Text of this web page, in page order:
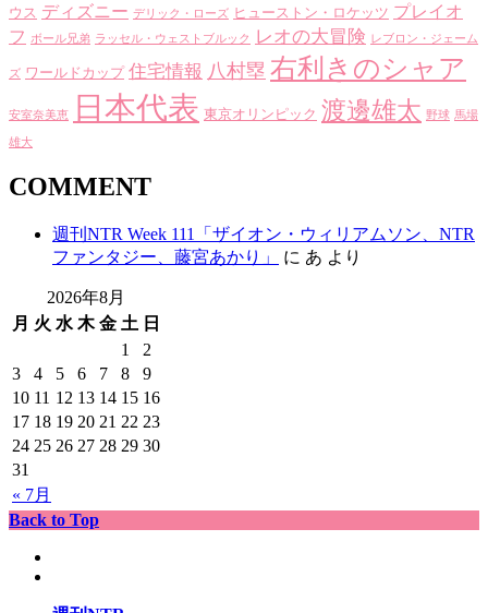
ウス ディズニー デリック・ローズ ヒューストン・ロケッツ プレイオ
フ
ボール兄弟 ラッセル・ウェストブルック レオの大冒険 レブロン・ジェーム
ズ ワールドカップ 住宅情報 八村塁 右利きのシャア
安室奈美恵 日本代表 東京オリンピック 渡邊雄太 野球 馬場
雄大
COMMENT
週刊NTR Week 111「ザイオン・ウィリアムソン、NTR
ファンタジー、藤宮あかり」
に あ より
2026年8月
月 火 水 木 金 土 日
« 7月
1
2
3
4 5 6 7 8
9
10 11 12 13 14 15 16
17 18 19 20 21 22 23
24 25 26 27 28 29 30
31
Back to Top